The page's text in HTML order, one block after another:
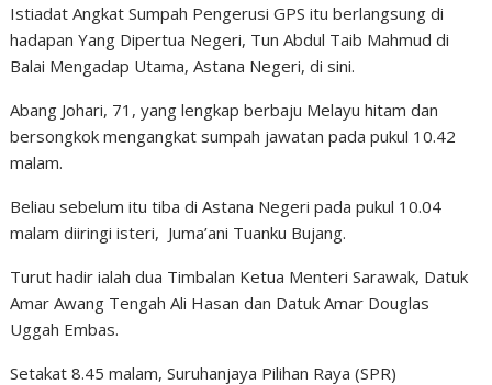
Istiadat Angkat Sumpah Pengerusi GPS itu berlangsung di
hadapan Yang Dipertua Negeri, Tun Abdul Taib Mahmud di
Balai Mengadap Utama, Astana Negeri, di sini.
Abang Johari, 71, yang lengkap berbaju Melayu hitam dan
bersongkok mengangkat sumpah jawatan pada pukul 10.42
malam.
Beliau sebelum itu tiba di Astana Negeri pada pukul 10.04
malam diiringi isteri, Juma’ani Tuanku Bujang.
Turut hadir ialah dua Timbalan Ketua Menteri Sarawak, Datuk
Amar Awang Tengah Ali Hasan dan Datuk Amar Douglas
Uggah Embas.
Setakat 8.45 malam, Suruhanjaya Pilihan Raya (SPR)